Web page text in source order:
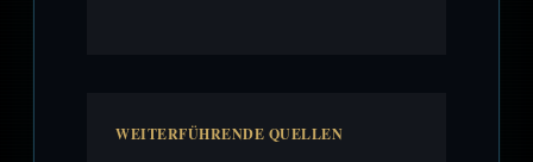
WEITERFÜHRENDE QUELLEN